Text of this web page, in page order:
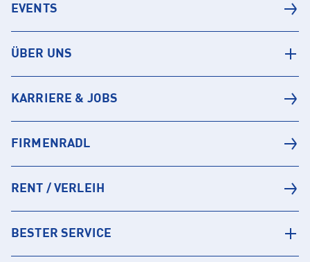
EVENTS
ÜBER UNS
KARRIERE & JOBS
FIRMENRADL
RENT / VERLEIH
BESTER SERVICE